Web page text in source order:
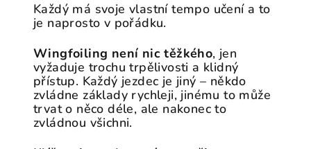
Každý má svoje vlastní tempo učení a to
je naprosto v pořádku.
Wingfoiling není nic těžkého, jen
vyžaduje trochu trpělivosti a klidný
přístup. Každý jezdec je jiný – někdo
zvládne základy rychleji, jinému to může
trvat o něco déle, ale nakonec to
zvládnou všichni.